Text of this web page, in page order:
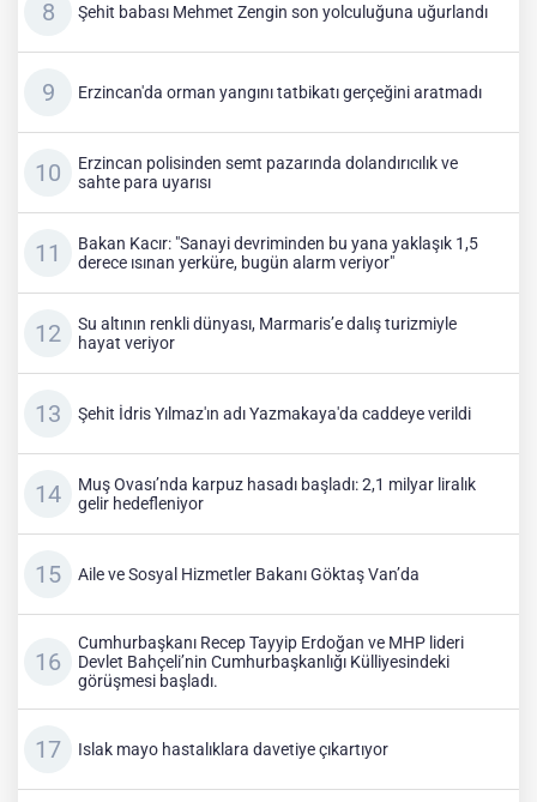
Şehit babası Mehmet Zengin son yolculuğuna uğurlandı
Erzincan'da orman yangını tatbikatı gerçeğini aratmadı
Erzincan polisinden semt pazarında dolandırıcılık ve
sahte para uyarısı
Bakan Kacır: "Sanayi devriminden bu yana yaklaşık 1,5
derece ısınan yerküre, bugün alarm veriyor"
Su altının renkli dünyası, Marmaris’e dalış turizmiyle
hayat veriyor
Şehit İdris Yılmaz'ın adı Yazmakaya'da caddeye verildi
Muş Ovası’nda karpuz hasadı başladı: 2,1 milyar liralık
gelir hedefleniyor
Aile ve Sosyal Hizmetler Bakanı Göktaş Van’da
Cumhurbaşkanı Recep Tayyip Erdoğan ve MHP lideri
Devlet Bahçeli’nin Cumhurbaşkanlığı Külliyesindeki
görüşmesi başladı.
Islak mayo hastalıklara davetiye çıkartıyor